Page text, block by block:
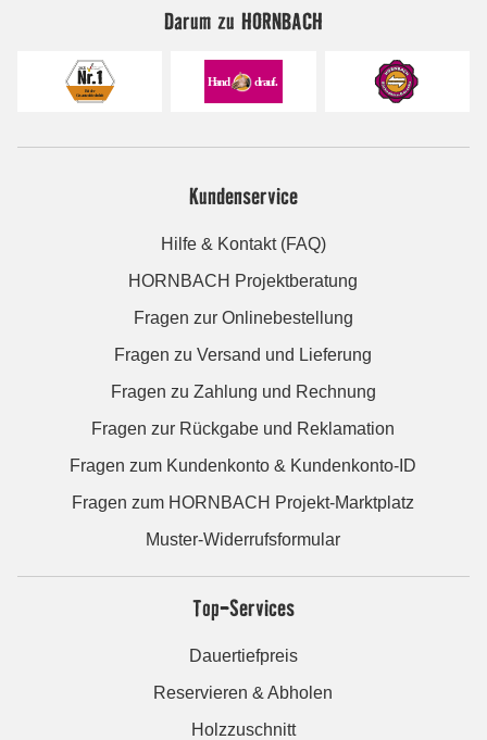
Darum zu HORNBACH
Kundenservice
Hilfe & Kontakt (FAQ)
HORNBACH Projektberatung
Fragen zur Onlinebestellung
Fragen zu Versand und Lieferung
Fragen zu Zahlung und Rechnung
Fragen zur Rückgabe und Reklamation
Fragen zum Kundenkonto & Kundenkonto-ID
Fragen zum HORNBACH Projekt-Marktplatz
Muster-Widerrufsformular
Top-Services
Dauertiefpreis
Reservieren & Abholen
Holzzuschnitt